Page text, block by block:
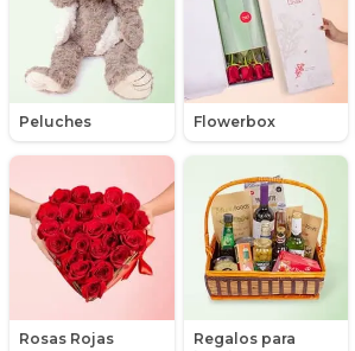
Peluches Flowerbox
Rosas Rojas
Regalos para
Globos con Helio
Hipericum
Hortensias (Hydrangea)
Liliums
Lisianthus
Maules